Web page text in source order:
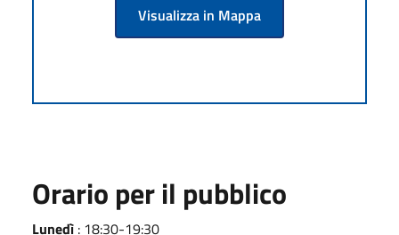
Visualizza in Mappa
Orario per il pubblico
Lunedì : 18:30-19:30